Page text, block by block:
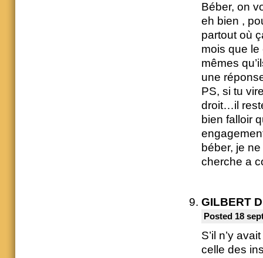
Béber, on
eh bien ,
partout où
mois que
mêmes
une
PS, si tu
droit…il
bien falloir
béber, je
cherche a
GILBERT
Posted 18
S’il n’y
celle des